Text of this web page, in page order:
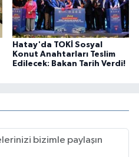
Hatay'da TOKİ Sosyal
Konut Anahtarları Teslim
Edilecek: Bakan Tarih Verdi!